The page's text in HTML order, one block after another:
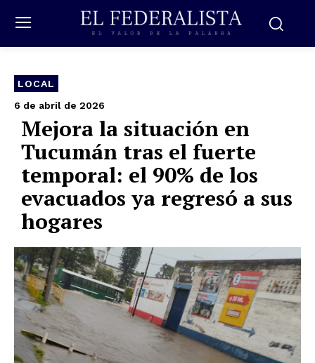
LOCAL
6 de abril de 2026
Mejora la situación en
Tucumán tras el fuerte
temporal: el 90% de los
evacuados ya regresó a sus
hogares